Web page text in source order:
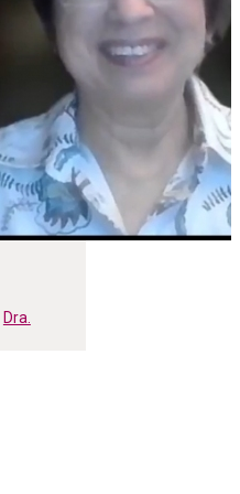
Dra.